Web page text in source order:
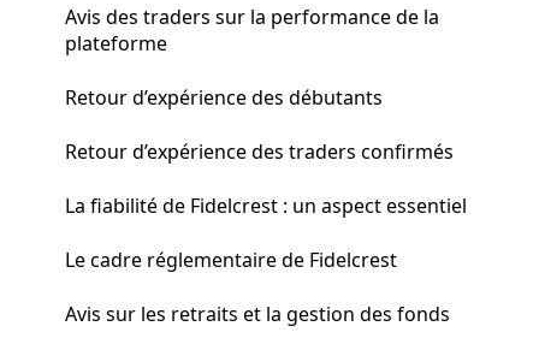
Avis des traders sur la performance de la
plateforme
Retour d’expérience des débutants
Retour d’expérience des traders confirmés
La fiabilité de Fidelcrest : un aspect essentiel
Le cadre réglementaire de Fidelcrest
Avis sur les retraits et la gestion des fonds